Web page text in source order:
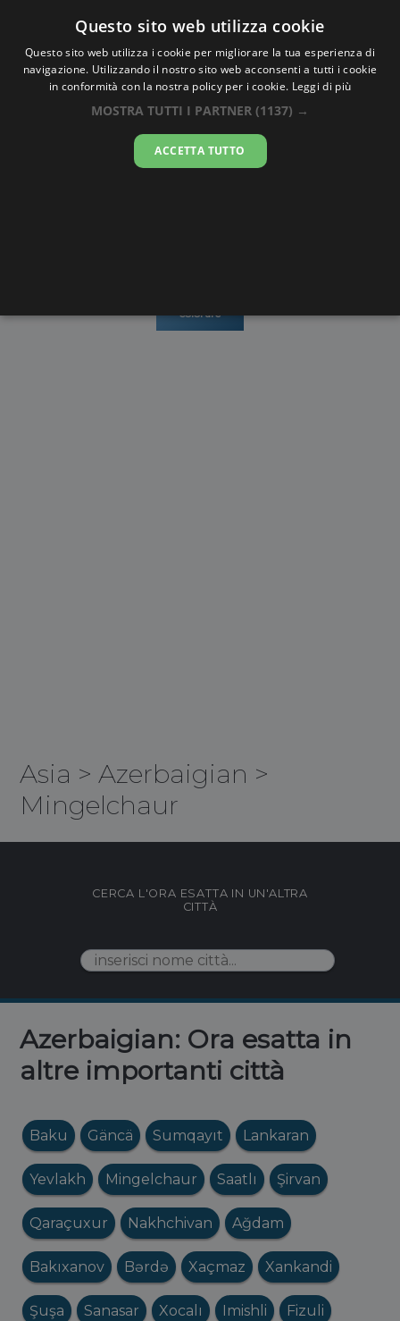
Oraesatta.co
Ora EsattaMingelchaur
13:15:43
colorare
Asia > Azerbaigian >
Mingelchaur
CERCA L'ORA ESATTA IN UN'ALTRA
CITTÀ
Azerbaigian: Ora esatta in
altre importanti città
Baku Gäncä Sumqayıt Lankaran
Yevlakh Mingelchaur Saatlı Şirvan
Qaraçuxur Nakhchivan Ağdam
Bakıxanov Bərdə Xaçmaz Xankandi
Şuşa Sanasar Xocalı Imishli Fizuli
Questo sito web utilizza cookie
Questo sito web utilizza i cookie per migliorare la tua esperienza di
navigazione. Utilizzando il nostro sito web acconsenti a tutti i cookie
in conformità con la nostra policy per i cookie. Leggi di più
MOSTRA TUTTI I PARTNER (1137) →
ACCETTA TUTTO